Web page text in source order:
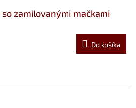
so zamilovanými mačkami
Do košíka